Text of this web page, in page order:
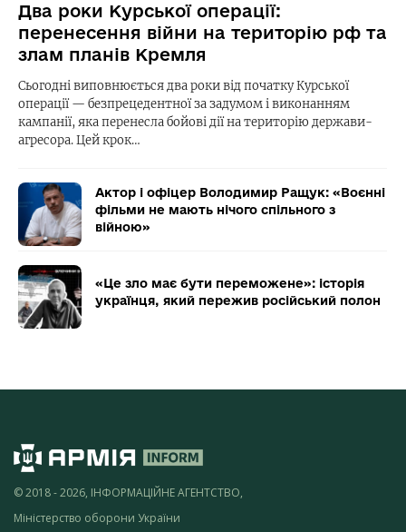
Два роки Курської операції:
перенесення війни на територію рф та
злам планів Кремля
Сьогодні виповнюється два роки від початку Курської
операції — безпрецедентної за задумом і виконанням
кампанії, яка перенесла бойові дії на територію держави-
агресора. Цей крок…
Актор і офіцер Володимир Ращук: «Воєнні
фільми не мають нічого спільного з
війною»
«Це зло має бути переможене»: історія
українця, який пережив російський полон
© 2018 - 2026, ІНФОРМАЦІЙНЕ АГЕНТСТВО,
Міністерство оборони України